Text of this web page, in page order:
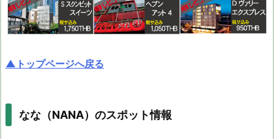
▲トップページへ戻る
なな（NANA）のスポット情報